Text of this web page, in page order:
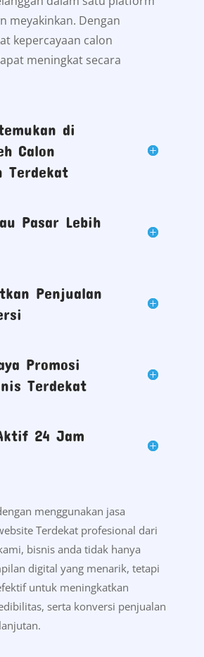
meyakinkan. Dengan
kepercayaan calon
meningkat secara
di
Calon
Terdekat
Pasar Lebih
Penjualan
Promosi
Terdekat
24 Jam
menggunakan jasa
Terdekat profesional dari
bisnis anda tidak hanya
digital yang menarik, tetapi
untuk meningkatkan
serta konversi penjualan